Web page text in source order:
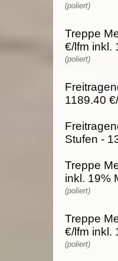
(poliert)
Treppe
€/lfm inkl.
(poliert)
1189.40
Stufen -
Treppe
inkl. 19%
(poliert)
Treppe
€/lfm inkl.
(poliert)